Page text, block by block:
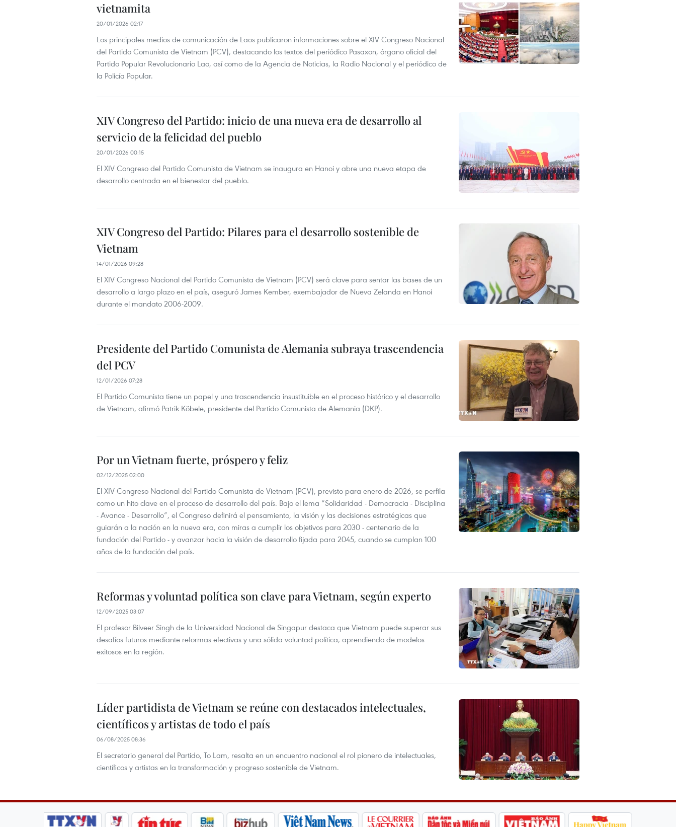
vietnamita
20/01/2026 02:17
Los principales medios de comunicación de Laos publicaron informaciones sobre el XIV Congreso Nacional
del Partido Comunista de Vietnam (PCV), destacando los textos del periódico Pasaxon, órgano oficial del
Partido Popular Revolucionario Lao, así como de la Agencia de Noticias, la Radio Nacional y el periódico de
la Policía Popular.
XIV Congreso del Partido: inicio de una nueva era de desarrollo al
servicio de la felicidad del pueblo
20/01/2026 00:15
El XIV Congreso del Partido Comunista de Vietnam se inaugura en Hanoi y abre una nueva etapa de
desarrollo centrada en el bienestar del pueblo.
XIV Congreso del Partido: Pilares para el desarrollo sostenible de
Vietnam
14/01/2026 09:28
El XIV Congreso Nacional del Partido Comunista de Vietnam (PCV) será clave para sentar las bases de un
desarrollo a largo plazo en el país, aseguró James Kember, exembajador de Nueva Zelanda en Hanoi
durante el mandato 2006-2009.
Presidente del Partido Comunista de Alemania subraya trascendencia
del PCV
12/01/2026 07:28
El Partido Comunista tiene un papel y una trascendencia insustituible en el proceso histórico y el desarrollo
de Vietnam, afirmó Patrik Köbele, presidente del Partido Comunista de Alemania (DKP).
Por un Vietnam fuerte, próspero y feliz
02/12/2025 02:00
El XIV Congreso Nacional del Partido Comunista de Vietnam (PCV), previsto para enero de 2026, se perfila
como un hito clave en el proceso de desarrollo del país. Bajo el lema “Solidaridad - Democracia - Disciplina
- Avance - Desarrollo”, el Congreso definirá el pensamiento, la visión y las decisiones estratégicas que
guiarán a la nación en la nueva era, con miras a cumplir los objetivos para 2030 - centenario de la
fundación del Partido - y avanzar hacia la visión de desarrollo fijada para 2045, cuando se cumplan 100
años de la fundación del país.
Reformas y voluntad política son clave para Vietnam, según experto
12/09/2025 03:07
El profesor Bilveer Singh de la Universidad Nacional de Singapur destaca que Vietnam puede superar sus
desafíos futuros mediante reformas efectivas y una sólida voluntad política, aprendiendo de modelos
exitosos en la región.
Líder partidista de Vietnam se reúne con destacados intelectuales,
científicos y artistas de todo el país
06/08/2025 08:36
El secretario general del Partido, To Lam, resalta en un encuentro nacional el rol pionero de intelectuales,
científicos y artistas en la transformación y progreso sostenible de Vietnam.